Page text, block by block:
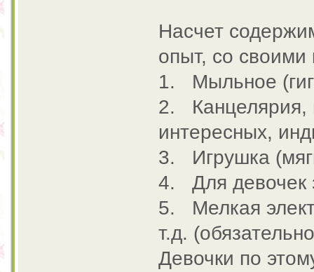
Насчет
опыт, со своими
1. Мыльное
2. Канцелярия,
интересных,
3. Игрушка
4. Для девочек
5. Мелкая
т.д.
Девочки по